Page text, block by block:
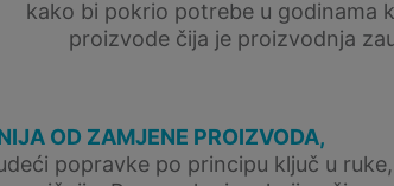
kako bi pokrio potrebe u godinama
proizvode čija je proizvodnja
OD ZAMJENE PROIZVODA,
popravke po principu ključ u